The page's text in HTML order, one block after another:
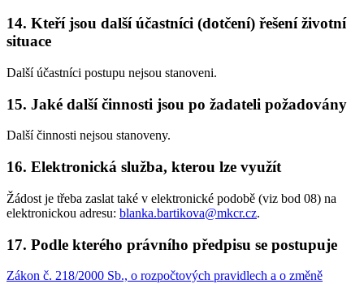
14. Kteří jsou další účastníci (dotčení) řešení životní
situace
Další účastníci postupu nejsou stanoveni.
15. Jaké další činnosti jsou po žadateli požadovány
Další činnosti nejsou stanoveny.
16. Elektronická služba, kterou lze využít
Žádost je třeba zaslat také v elektronické podobě (viz bod 08) na
elektronickou adresu: blanka.bartikova@mkcr.cz.
17. Podle kterého právního předpisu se postupuje
Zákon č. 218/2000 Sb., o rozpočtových pravidlech a o změně